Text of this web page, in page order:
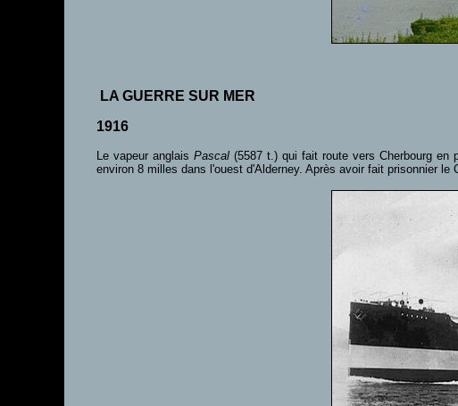
LA GUERRE SUR MER
1916
Le vapeur anglais Pascal(5587 t.) qui fait route vers Cherbourg en
environ 8 milles dans l'ouest d'Alderney. Après avoir fait prisonnier le